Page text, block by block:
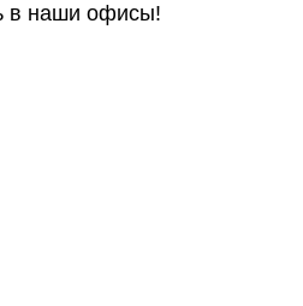
в наши офисы!